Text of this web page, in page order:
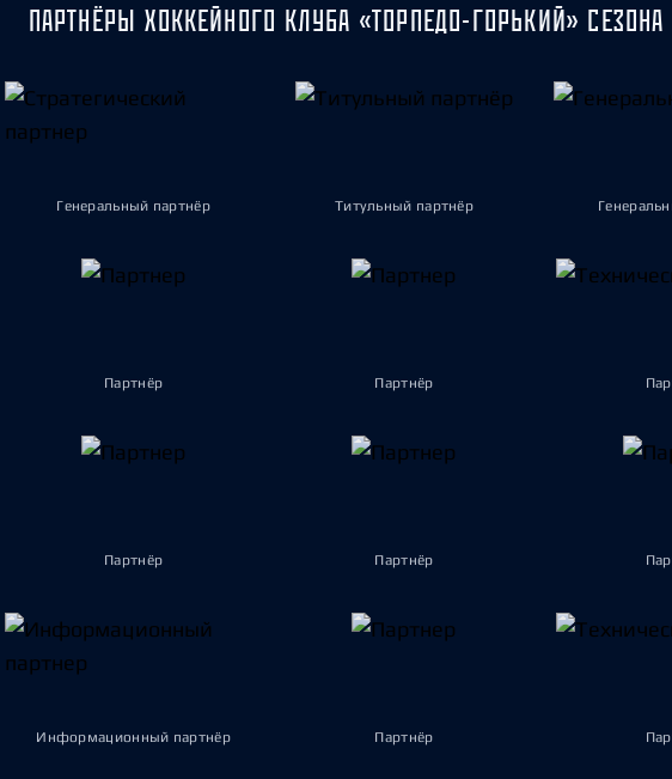
ПАРТНЁРЫ ХОККЕЙНОГО КЛУБА «ТОРПЕДО-ГОРЬКИЙ» СЕЗОНА
Генеральный партнёр Титульный партнёр
Партнёр Партнёр
Партнёр Партнёр
Информационный партнёр Партнёр